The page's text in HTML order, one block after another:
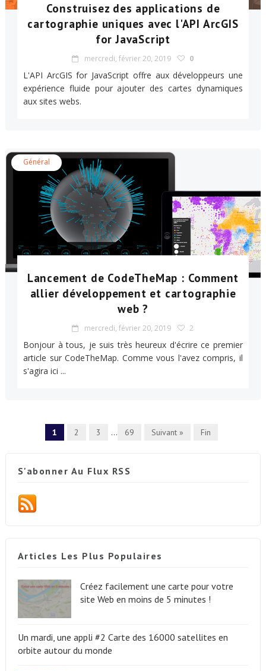
Construisez des applications de
cartographie uniques avec l'API ArcGIS
for JavaScript
mercredi, février 20, 2019 0
L'API ArcGIS for JavaScript offre aux développeurs une
expérience fluide pour ajouter des cartes dynamiques
aux sites webs.
Général
Lancement de CodeTheMap : Comment
allier développement et cartographie
web ?
mercredi, février 20, 2019 2
Bonjour à tous, je suis très heureux d'écrire ce premier
article sur CodeTheMap. Comme vous l'avez compris, il
s'agira ici ...
1 2 3 ... 69 Suivant » Fin
S'abonner Au Flux RSS
Articles Les Plus Populaires
Créez facilement une carte pour votre
site Web en moins de 5 minutes !
Un mardi, une appli #2 Carte des 16000 satellites en
orbite autour du monde